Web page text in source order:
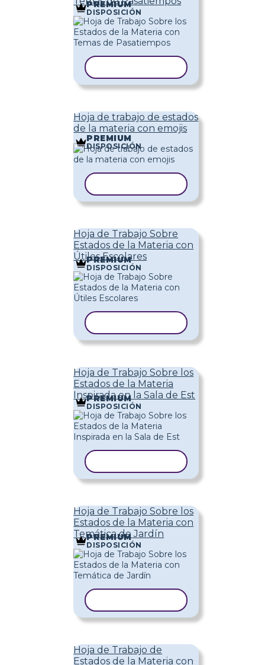
PREMIUM
DISPOSICIÓN
Hoja de trabajo de estados
de la materia con emojis
PREMIUM
DISPOSICIÓN
Hoja de Trabajo Sobre
Estados de la Materia con
Útiles Escolares
PREMIUM
DISPOSICIÓN
Hoja de Trabajo Sobre los
Estados de la Materia
Inspirada en la Sala de Est
PREMIUM
DISPOSICIÓN
Hoja de Trabajo Sobre los
Estados de la Materia con
Temática de Jardín
PREMIUM
DISPOSICIÓN
Hoja de Trabajo de
Estados de la Materia con